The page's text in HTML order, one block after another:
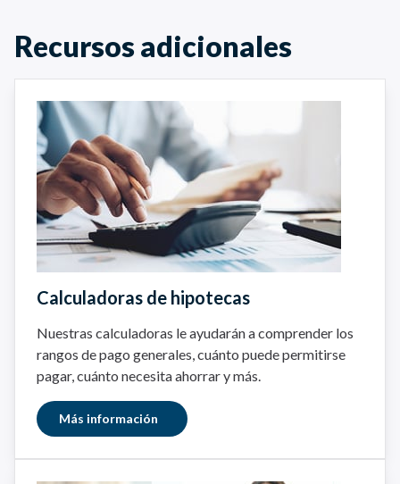
Recursos adicionales
Calculadoras de hipotecas
Nuestras calculadoras le ayudarán a comprender los
rangos de pago generales, cuánto puede permitirse
pagar, cuánto necesita ahorrar y más.
Más información